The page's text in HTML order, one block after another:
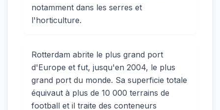
notamment dans les serres et
l'horticulture.
Rotterdam abrite le plus grand port
d'Europe et fut, jusqu'en 2004, le plus
grand port du monde. Sa superficie totale
équivaut à plus de 10 000 terrains de
football et il traite des conteneurs